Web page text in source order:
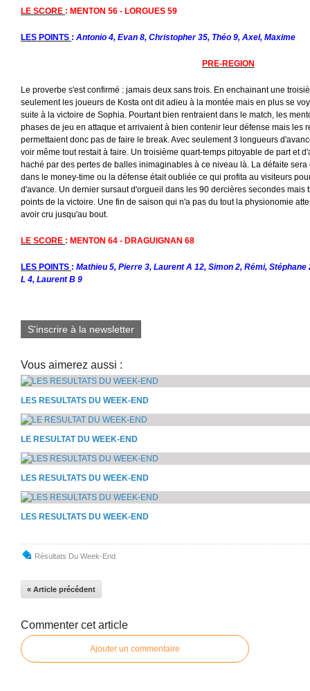
LE SCORE : MENTON 56 - LORGUES 59
LES POINTS : Antonio 4, Evan 8, Christopher 35, Théo 9, Axel, Maxime
PRE-REGION
Le proverbe s'est confirmé : jamais deux sans trois. En enchainant une
seulement les joueurs de Kosta ont dit adieu à la montée mais en plus se
suite à la victoire de Sophia. Pourtant bien rentraient dans le match, les
phases de jeu en attaque et arrivaient à bien contenir leur défense mais les
permettaient donc pas de faire le break. Avec seulement 3 longueurs
voir même tout restait à faire. Un troisième quart-temps pitoyable de part et
haché par des pertes de balles inimaginables à ce niveau là. La défaite
dans le money-time ou la défense était oubliée ce qui profita au visiteurs
d'avance. Un dernier sursaut d'orgueil dans les 90 dercières secondes mais
points de la victoire. Une fin de saison qui n'a pas du tout la physionomie
avoir cru jusqu'au bout.
LE SCORE : MENTON 64 - DRAGUIGNAN 68
LES POINTS : Mathieu 5, Pierre 3, Laurent A 12, Simon 2, Rémi,
L 4, Laurent B 9
S'inscrire à la newsletter
Vous aimerez aussi :
LES RESULTATS DU WEEK-END
LE RESULTAT DU WEEK-END
LES RESULTATS DU WEEK-END
LES RESULTATS DU WEEK-END
Résultats Du Week-End
« Article précédent
Commenter cet article
Ajouter un commentaire